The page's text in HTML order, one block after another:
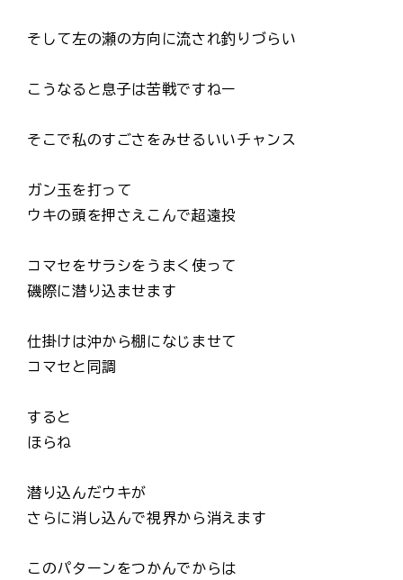
そして左の瀬の方向に流され釣りづらい
こうなると息子は苦戦ですねー
そこで私のすごさをみせるいいチャンス
ガン玉を打って
ウキの頭を押さえこんで超遠投
コマセをサラシをうまく使って
磯際に潜り込ませます
仕掛けは沖から棚になじませて
コマセと同調
すると
ほらね
潜り込んだウキが
さらに消し込んで視界から消えます
このパターンをつかんでからは